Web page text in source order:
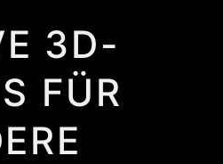
3D-
FÜR